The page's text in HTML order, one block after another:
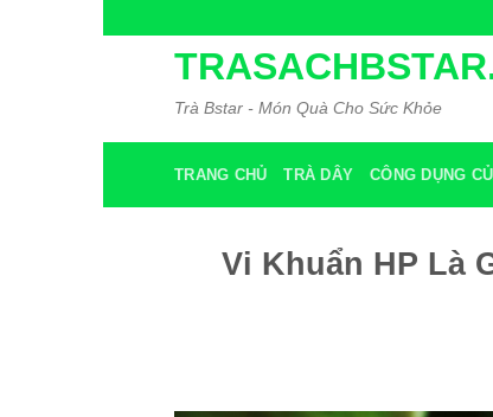
Trà Bstar - Món Quà Cho Sức Khỏe
TRANG CHỦ TRÀ DÂY CÔNG DỤNG
Vi Khuẩn HP Là